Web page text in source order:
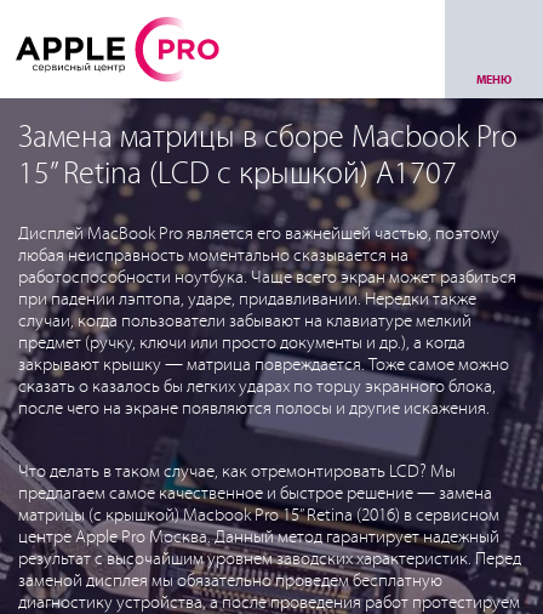
МЕНЮ
Замена матрицы в сборе Macbook Pro
15” Retina (LCD с крышкой) A1707
Дисплей MacBook Pro является его важнейшей частью, поэтому
любая неисправность моментально сказывается на
работоспособности ноутбука. Чаще всего экран может разбиться
при падении лэптопа, ударе, придавливании. Нередки также
случаи, когда пользователи забывают на клавиатуре мелкий
предмет (ручку, ключи или просто документы и др.), а когда
закрывают крышку — матрица повреждается. Тоже самое можно
сказать о казалось бы легких ударах по торцу экранного блока,
после чего на экране появляются полосы и другие искажения.
Что делать в таком случае, как отремонтировать LCD? Мы
предлагаем самое качественное и быстрое решение — замена
матрицы (с крышкой) Macbook Pro 15” Retina (2016) в сервисном
центре Apple Pro Москва. Данный метод гарантирует надежный
результат с высочайшим уровнем заводских характеристик. Перед
заменой дисплея мы обязательно проведем бесплатную
диагностику устройства, а после проведения работ протестируем